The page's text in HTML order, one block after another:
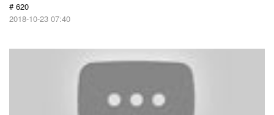
# 620
2018-10-23 07:40